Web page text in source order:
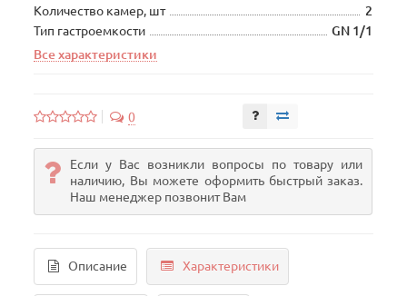
Количество камер, шт
2
Тип гастроемкости
GN 1/1
Все характеристики
0
Если у Вас возникли вопросы по товару или
наличию, Вы можете оформить быстрый заказ.
Наш менеджер позвонит Вам
Описание Характеристики